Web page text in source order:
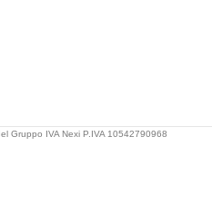
Gruppo IVA Nexi P.IVA 10542790968